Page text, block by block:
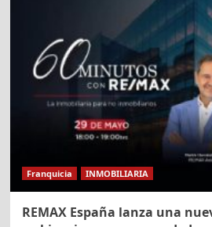
Franquicia INMOBILIARIA
REMAX España lanza una